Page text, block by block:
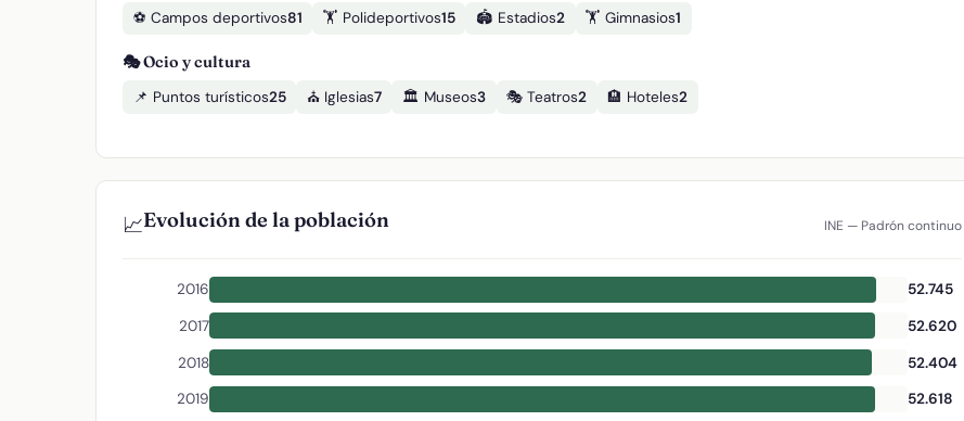
⚽ Campos deportivos81 🏋️ Polideportivos15 🏟️ Estadios2 🏋️ Gimnasios1
🎭 Ocio y cultura
📌 Puntos turísticos25 ⛪ Iglesias7 🏛️ Museos3 🎭 Teatros2 🏨 Hoteles2
📈Evolución de la población INE — Padrón continuo
2016
52.745
2017
52.620
2018
52.404
2019
52.618